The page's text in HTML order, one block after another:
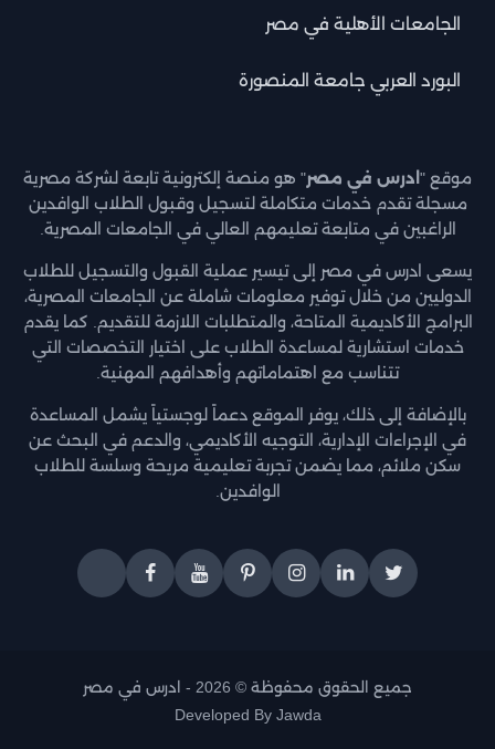
الجامعات الأهلية في مصر
البورد العربي جامعة المنصورة
موقع " ادرس في مصر" هو منصة إلكترونية تابعة لشركة مصرية
مسجلة تقدم خدمات متكاملة لتسجيل وقبول الطلاب الوافدين
الراغبين في متابعة تعليمهم العالي في الجامعات المصرية.
يسعى ادرس في مصر إلى تيسير عملية القبول والتسجيل للطلاب
الدوليين من خلال توفير معلومات شاملة عن الجامعات المصرية،
البرامج الأكاديمية المتاحة، والمتطلبات اللازمة للتقديم. كما يقدم
خدمات استشارية لمساعدة الطلاب على اختيار التخصصات التي
تتناسب مع اهتماماتهم وأهدافهم المهنية.
بالإضافة إلى ذلك، يوفر الموقع دعماً لوجستياً يشمل المساعدة
في الإجراءات الإدارية، التوجيه الأكاديمي، والدعم في البحث عن
سكن ملائم، مما يضمن تجربة تعليمية مريحة وسلسة للطلاب
الوافدين.
جميع الحقوق محفوظة © 2026 -
ادرس في مصر
Developed By Jawda